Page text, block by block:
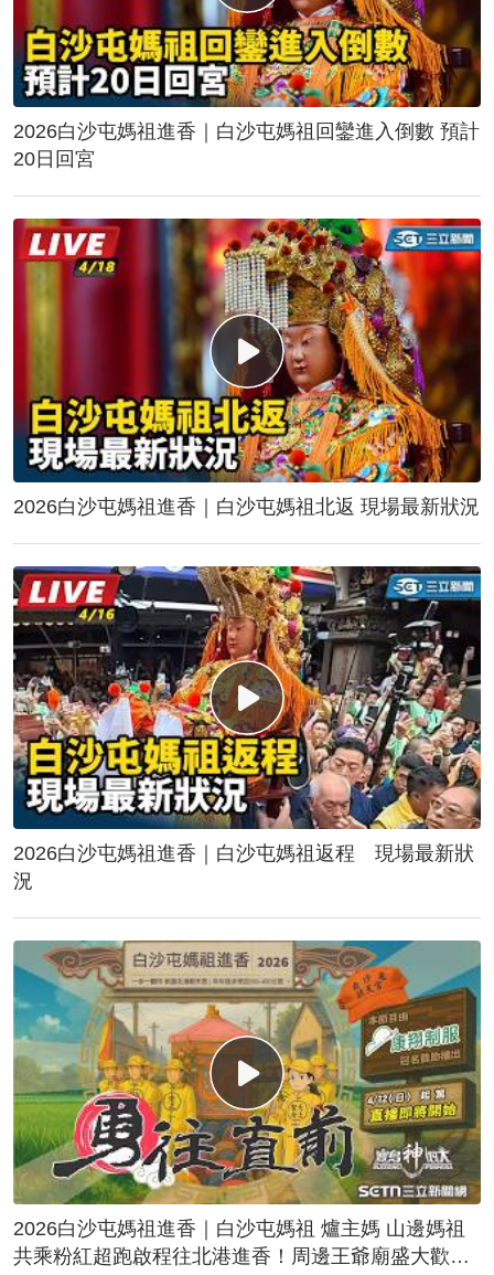
2026白沙屯媽祖進香｜白沙屯媽祖回鑾進入倒數 預計
20日回宮
2026白沙屯媽祖進香｜白沙屯媽祖北返 現場最新狀況
2026白沙屯媽祖進香｜白沙屯媽祖返程 現場最新狀
況
2026白沙屯媽祖進香｜白沙屯媽祖 爐主媽 山邊媽祖
共乘粉紅超跑啟程往北港進香！周邊王爺廟盛大歡